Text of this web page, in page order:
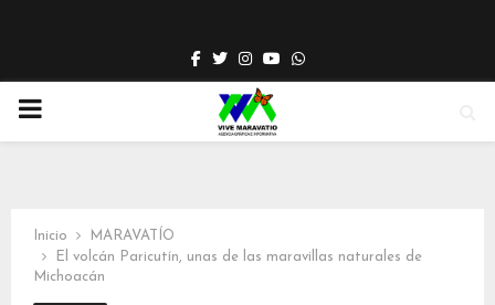
Facebook
TwitterInstagram
YoutubeWhatsapp
PRIMARY
Inicio
MARAVATÍO
El volcán Paricutín, unas de las maravillas naturales de
Michoacán